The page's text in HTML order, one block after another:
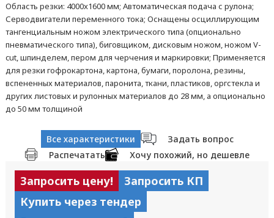
Область резки: 4000x1600 мм; Автоматическая подача с рулона;
Серводвигатели переменного тока; Оснащены осциллирующим
тангенциальным ножом электрического типа (опционально
пневматического типа), биговщиком, дисковым ножом, ножом V-
cut, шпинделем, пером для черчения и маркировки; Применяется
для резки гофрокартона, картона, бумаги, поролона, резины,
вспененных материалов, паронита, ткани, пластиков, оргстекла и
других листовых и рулонных материалов до 28 мм, а опционально
до 50 мм толщиной
Все характеристики
Задать вопрос
Распечатать
Хочу похожий, но дешевле
Запросить цену!
Запросить КП
Купить через тендер